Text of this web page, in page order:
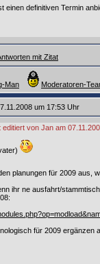
einen definitiven Termin
mit Zitat
Man Moderatoren-
07.11.2008 um 17:53
von Jan am
planungen für 2009 aus,
ihr ne ausfahrt/
für 2009 ergänzen